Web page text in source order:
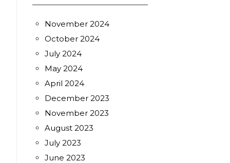
November 2024
October 2024
July 2024
May 2024
April 2024
December 2023
November 2023
August 2023
July 2023
June 2023